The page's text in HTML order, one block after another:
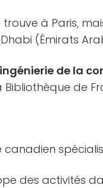
trouve à Paris,
(Émirats
de la
de
canadien
des activités